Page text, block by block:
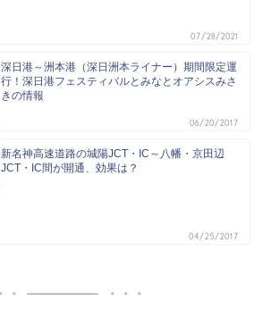
07/28/2021
深日港～洲本港（深日洲本ライナー）期間限定運
行！深日港フェスティバルとみなとオアシスみさ
きの情報
06/20/2017
新名神高速道路の城陽JCT・IC～八幡・京田辺
JCT・IC間が開通、効果は？
04/25/2017